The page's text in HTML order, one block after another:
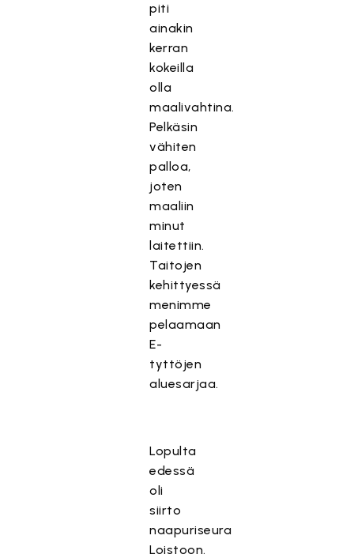
piti
ainakin
kerran
kokeilla
olla
maalivahtina.
Pelkäsin
vähiten
palloa,
joten
maaliin
minut
laitettiin.
Taitojen
kehittyessä
menimme
pelaamaan
E-
tyttöjen
aluesarjaa.
Lopulta
edessä
oli
siirto
naapuriseura
Loistoon.